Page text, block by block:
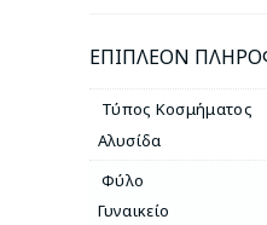
ΕΠΙΠΛΈΟΝ
Τύπος Κοσμήματος
Αλυσίδα
Φύλο
Γυναικείο